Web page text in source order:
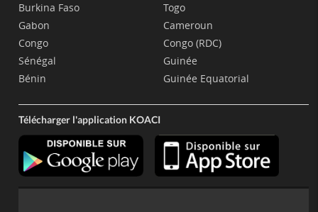
Burkina Faso
Gabon
Congo
Sénégal
Bénin
Togo
Cameroun
Congo (RDC)
Guinée
Guinée Equatorial
Télécharger l'application KOACI